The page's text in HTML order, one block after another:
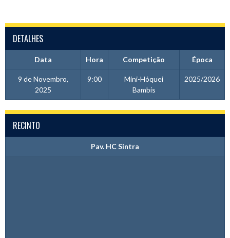
DETALHES
Data Hora Competição Época
9 de Novembro,
2025
9:00
Mini-Hóquei
Bambis
2025/2026
RECINTO
Pav. HC Sintra